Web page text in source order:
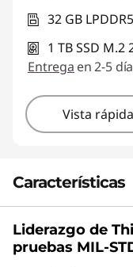
32 GB
1 TB SSD M.2
Entrega en 2-5
Vista rápida
Características
Tu
Liderazgo de
pruebas MIL-